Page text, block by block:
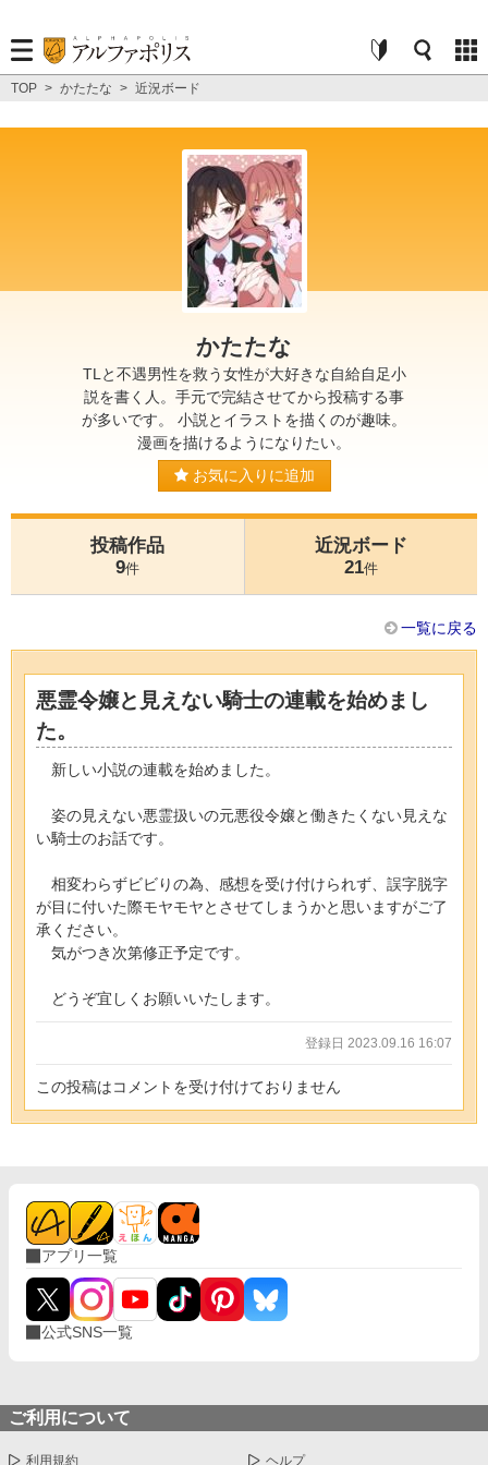
TOP > かたたな > 近況ボード
かたたな
TLと不遇男性を救う女性が大好きな自給自足小
説を書く人。手元で完結させてから投稿する事
が多いです。 小説とイラストを描くのが趣味。
漫画を描けるようになりたい。
お気に入りに追加
投稿作品
9件
近況ボード
21件
一覧に戻る
悪霊令嬢と見えない騎士の連載を始めまし
た。
新しい小説の連載を始めました。
姿の見えない悪霊扱いの元悪役令嬢と働きたくない見えな
い騎士のお話です。
相変わらずビビりの為、感想を受け付けられず、誤字脱字
が目に付いた際モヤモヤとさせてしまうかと思いますがご了
承ください。
気がつき次第修正予定です。
どうぞ宜しくお願いいたします。
登録日 2023.09.16 16:07
この投稿はコメントを受け付けておりません
アプリ一覧
公式SNS一覧
ご利用について
利用規約 ヘルプ